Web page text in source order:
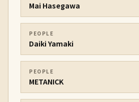
Mai Hasegawa
PEOPLE
Daiki Yamaki
PEOPLE
METANICK